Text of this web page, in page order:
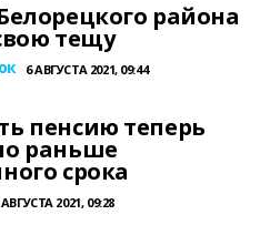
района
тещу
6 АВГУСТА 2021, 09:44
пенсию теперь
раньше
срока
АВГУСТА 2021, 09:28